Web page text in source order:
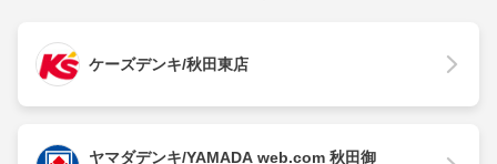
ケーズデンキ/秋田東店
ヤマダデンキ/YAMADA web.com 秋田御